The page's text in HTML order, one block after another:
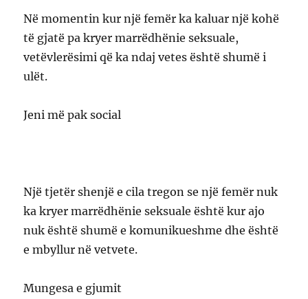
Në momentin kur një femër ka kaluar një kohë
të gjatë pa kryer marrëdhënie seksuale,
vetëvlerësimi që ka ndaj vetes është shumë i
ulët.
Jeni më pak social
Një tjetër shenjë e cila tregon se një femër nuk
ka kryer marrëdhënie seksuale është kur ajo
nuk është shumë e komunikueshme dhe është
e mbyllur në vetvete.
Mungesa e gjumit